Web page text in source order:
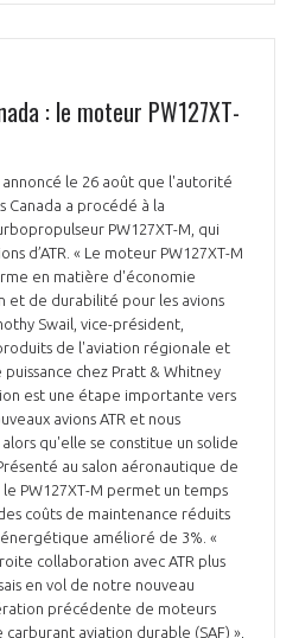
: le moteur PW127XT-
annoncé le 26 août que l'autorité
Canada a procédé à la
PW127XT-M, qui
d’ATR. « Le moteur PW127XT-M
en matière d'économie
de durabilité pour les avions
Swail, vice-président,
de l'aviation régionale et
chez Pratt & Whitney
est une étape importante vers
avions ATR et nous
qu'elle se constitue un solide
au salon aéronautique de
PW127XT-M permet un temps
coûts de maintenance réduits
amélioré de 3%. «
collaboration avec ATR plus
en vol de notre nouveau
précédente de moteurs
carburant aviation durable (SAF) »,